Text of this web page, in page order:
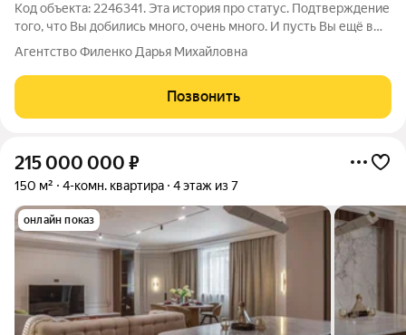
Код объекта: 2246341. Эта история про статус. Подтверждение
того, что Вы добились много, очень много. И пусть Вы ещё в
пути всё дальше наверх и вряд ли сможете остановиться -
владение этой резиденцией сейчас станет Вашей
заслуженной наградой.
Агентство Филенко Дарья Михайловна
Позвонить
215 000 000 ₽
150 м² 4-комн. квартира 4 этаж из 7
онлайн показ